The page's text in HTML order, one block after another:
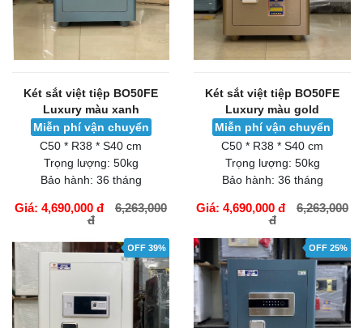
Két sắt việt tiệp BO50FE
Luxury màu xanh
Miễn phí vận chuyển
C50 * R38 * S40 cm
Trọng lượng: 50kg
Bảo hành: 36 tháng
Giá: 4,690,000 đ
6,263,000
đ
Két sắt việt tiệp BO50FE
Luxury màu gold
Miễn phí vận chuyển
C50 * R38 * S40 cm
Trọng lượng: 50kg
Bảo hành: 36 tháng
Giá: 4,690,000 đ
6,263,000
đ
OFF 39% OFF 25%